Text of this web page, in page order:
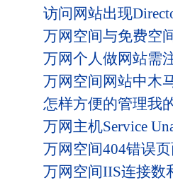
访问网站出现
万网空间与免费空
万网个人做网站需
万网空间网站中木
怎样方便的管理我
万网主机Service
万网空间404错误
万网空间IIS连接数